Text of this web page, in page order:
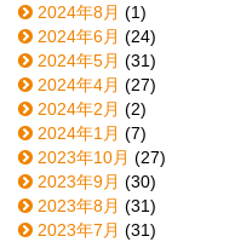
2024年8月 (1)
2024年6月 (24)
2024年5月 (31)
2024年4月 (27)
2024年2月 (2)
2024年1月 (7)
2023年10月 (27)
2023年9月 (30)
2023年8月 (31)
2023年7月 (31)